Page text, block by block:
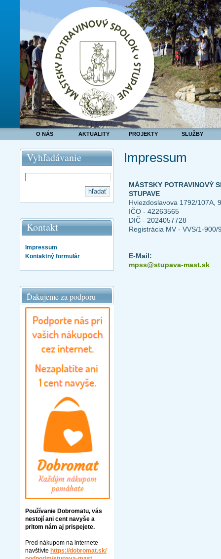
O NÁS AKTUALITY PROJEKTY SLUŽBY
Vyhľadávanie
Kontakt
Impressum
Kontaktný formulár
Ďakujeme za podporu
Používanie Dobromatu, vás
nestojí ani cent navyše a
pritom nám aj prispejete.
Pred nákupom na internete
navštívte https://dobromat.sk/
Impressum
MÁSTSKY POTRAVINOVÝ
STUPAVE
Hviezdoslavova 1792/107A,
IČO - 42263565
DIČ - 2024057728
Registrácia MV - VVS/1-900/
E-Mail:
mpss@stupava-mast.sk